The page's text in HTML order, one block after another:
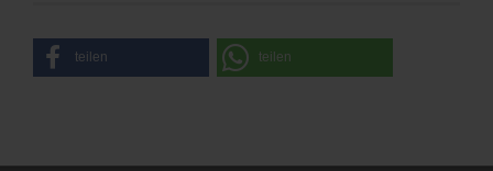
teilen teilen